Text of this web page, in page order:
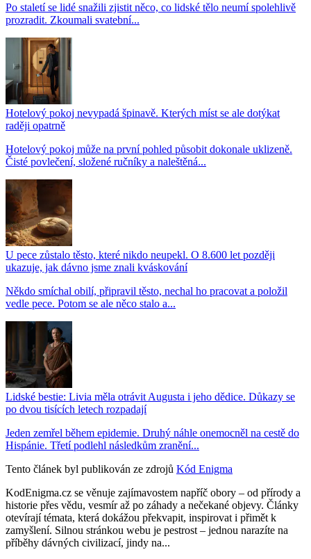
Po staletí se lidé snažili zjistit něco, co lidské tělo neumí spolehlivě
prozradit. Zkoumali svatební...
Hotelový pokoj nevypadá špinavě. Kterých míst se ale dotýkat
raději opatrně
Hotelový pokoj může na první pohled působit dokonale uklizeně.
Čisté povlečení, složené ručníky a naleštěná...
U pece zůstalo těsto, které nikdo neupekl. O 8.600 let později
ukazuje, jak dávno jsme znali kváskování
Někdo smíchal obilí, připravil těsto, nechal ho pracovat a položil
vedle pece. Potom se ale něco stalo a...
Lidské bestie: Livia měla otrávit Augusta i jeho dědice. Důkazy se
po dvou tisících letech rozpadají
Jeden zemřel během epidemie. Druhý náhle onemocněl na cestě do
Hispánie. Třetí podlehl následkům zranění...
Tento článek byl publikován ze zdrojů Kód Enigma
KodEnigma.cz se věnuje zajímavostem napříč obory – od přírody a
historie přes vědu, vesmír až po záhady a nečekané objevy. Články
otevírají témata, která dokážou překvapit, inspirovat i přimět k
zamyšlení. Silnou stránkou webu je pestrost – jednou narazíte na
příběhy dávných civilizací, jindy na...